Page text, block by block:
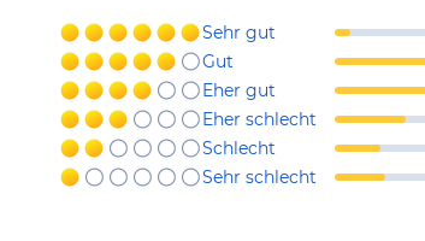
Sehr gut
Gut
Eher gut
Eher schlecht
Schlecht
Sehr schlecht